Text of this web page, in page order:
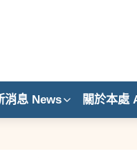
消息 News 關於本處